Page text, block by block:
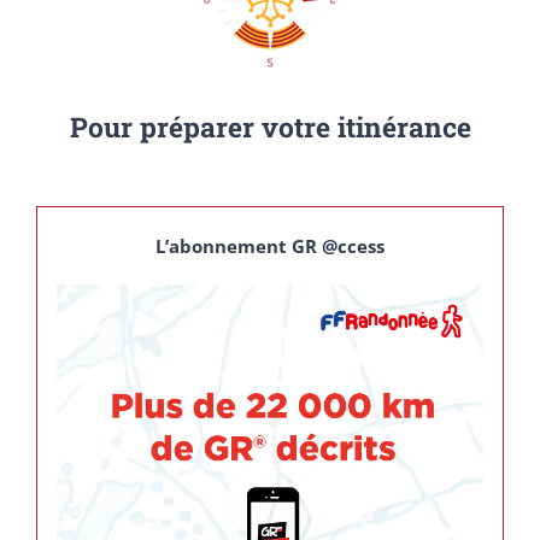
Pour préparer votre itinérance
L’abonnement GR @ccess